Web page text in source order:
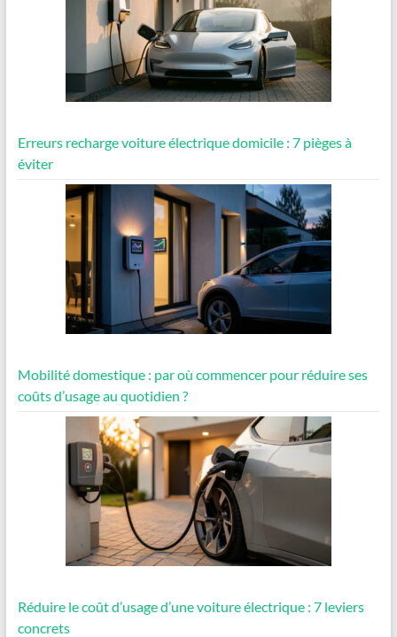
Erreurs recharge voiture électrique domicile : 7 pièges à
éviter
Mobilité domestique : par où commencer pour réduire ses
coûts d’usage au quotidien ?
Réduire le coût d’usage d’une voiture électrique : 7 leviers
concrets